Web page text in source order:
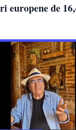
europene de